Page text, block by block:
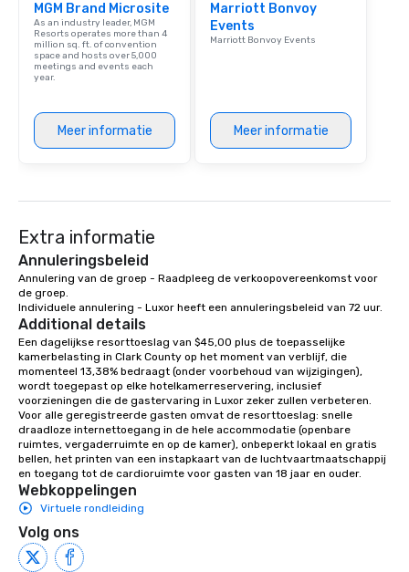
MGM Brand Microsite
As an industry leader, MGM
Resorts operates more than 4
million sq. ft. of convention
space and hosts over 5,000
meetings and events each
year.
Meer informatie
Marriott Bonvoy
Events
Marriott Bonvoy Events
Meer informatie
Extra informatie
Annuleringsbeleid
Annulering van de groep - Raadpleeg de verkoopovereenkomst voor
de groep.
Individuele annulering - Luxor heeft een annuleringsbeleid van 72 uur.
Additional details
Een dagelijkse resorttoeslag van $45,00 plus de toepasselijke
kamerbelasting in Clark County op het moment van verblijf, die
momenteel 13,38% bedraagt (onder voorbehoud van wijzigingen),
wordt toegepast op elke hotelkamerreservering, inclusief
voorzieningen die de gastervaring in Luxor zeker zullen verbeteren.
Voor alle geregistreerde gasten omvat de resorttoeslag: snelle
draadloze internettoegang in de hele accommodatie (openbare
ruimtes, vergaderruimte en op de kamer), onbeperkt lokaal en gratis
bellen, het printen van een instapkaart van de luchtvaartmaatschappij
en toegang tot de cardioruimte voor gasten van 18 jaar en ouder.
Webkoppelingen
Virtuele rondleiding
Volg ons